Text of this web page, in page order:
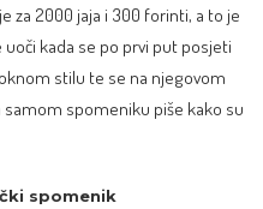
za 2000 jaja i 300 forinti, a to je
kada se po prvi put posjeti
stilu te se na njegovom
samom spomeniku piše kako su
spomenik